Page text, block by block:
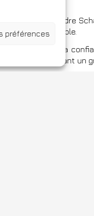
préférences
appel à Alexandre
: Réussir Ensemble.
collective et la
incarner devant un